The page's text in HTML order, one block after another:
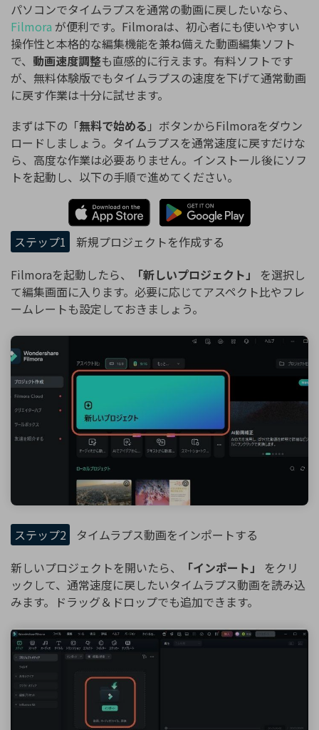
パソコンでタイムラプスを通常の動画に戻したいなら、
Filmora が便利です。Filmoraは、初心者にも使いやすい
操作性と本格的な編集機能を兼ね備えた動画編集ソフト
で、 動画速度調整も直感的に行えます。有料ソフトです
が、無料体験版でもタイムラプスの速度を下げて通常動画
に戻す作業は十分に試せます。
まずは下の「無料で始める 」ボタンからFilmoraをダウン
ロードしましょう。タイムラプスを通常速度に戻すだけな
ら、高度な作業は必要ありません。インストール後にソフ
トを起動し、以下の手順で進めてください。
ステップ1
新規プロジェクトを作成する
Filmoraを起動したら、
「新しいプロジェクト」
を選択し
て編集画面に入ります。必要に応じてアスペクト比やフレ
ームレートも設定しておきましょう。
ステップ2
タイムラプス動画をインポートする
新しいプロジェクトを開いたら、
「インポート」
をクリ
ックして、通常速度に戻したいタイムラプス動画を読み込
みます。ドラッグ＆ドロップでも追加できます。